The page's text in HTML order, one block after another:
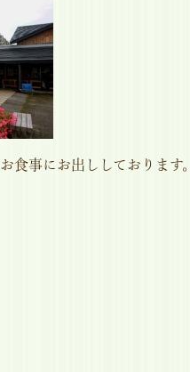
食事にお出ししております。